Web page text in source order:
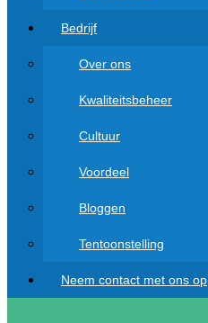
Bedrijf
Over ons
Kwaliteitsbeheer
Cultuur
Voordeel
Bloggen
Tentoonstelling
Neem contact met ons op